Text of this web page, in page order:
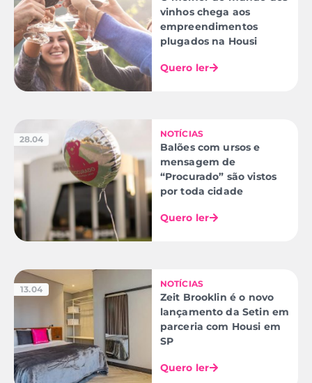
vinhos chega aos
empreendimentos
plugados na Housi
Quero ler
28.04
NOTÍCIAS
Balões com ursos e
mensagem de
“Procurado” são vistos
por toda cidade
Quero ler
13.04
NOTÍCIAS
Zeit Brooklin é o novo
lançamento da Setin em
parceria com Housi em
SP
Quero ler